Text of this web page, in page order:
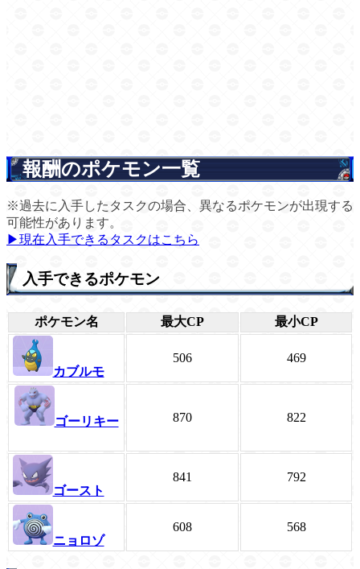
報酬のポケモン一覧
※過去に入手したタスクの場合、異なるポケモンが出現する
可能性があります。
▶現在入手できるタスクはこちら
入手できるポケモン
ポケモン名 最大CP 最小CP
カブルモ
506 469
ゴーリキー 870 822
ゴースト
841 792
ニョロゾ
608 568